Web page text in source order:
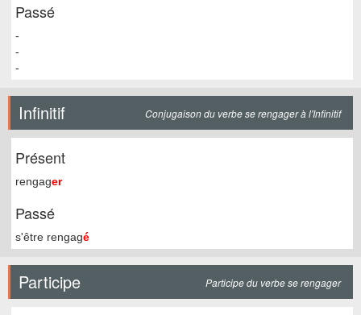
Passé
-
-
-
Infinitif Conjugaison du verbe se rengager à l'Infinitif
Présent
rengager
Passé
s'être rengagé
Participe Participe du verbe se rengager